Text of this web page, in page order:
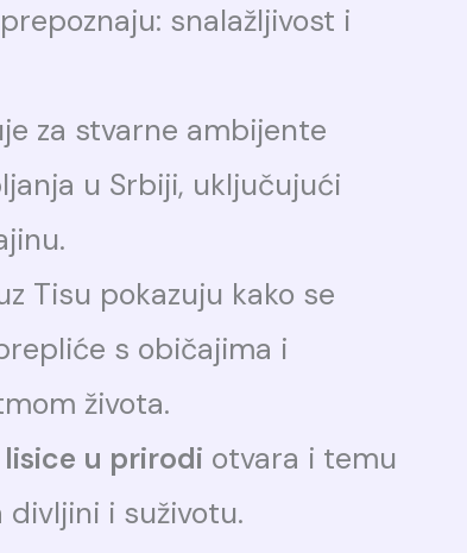
snalažljivost i
za stvarne ambijente
u Srbiji, uključujući
Tisu pokazuju kako se
s običajima i
života.
lisice u prirodi otvara i temu
i suživotu.